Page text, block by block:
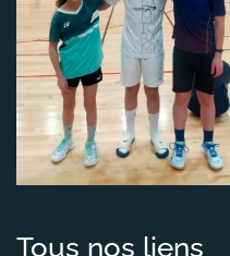
Tous nos liens